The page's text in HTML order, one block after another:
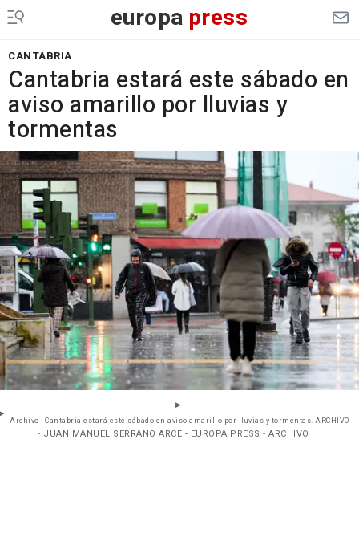
europa press
CANTABRIA
Cantabria estará este sábado en
aviso amarillo por lluvias y
tormentas
Archivo - Cantabria estará este sábado en aviso amarillo por lluvias y tormentas.-ARCHIVO
- JUAN MANUEL SERRANO ARCE - EUROPA PRESS - ARCHIVO